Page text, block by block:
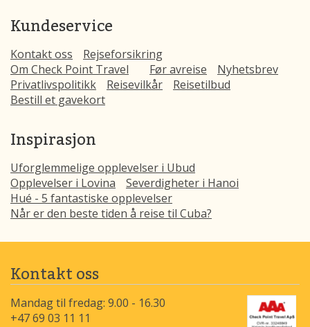
Kundeservice
Kontakt oss
Rejseforsikring
Om Check Point Travel
Før avreise
Nyhetsbrev
Privatlivspolitikk
Reisevilkår
Reisetilbud
Bestill et gavekort
Inspirasjon
Uforglemmelige opplevelser i Ubud
Opplevelser i Lovina
Severdigheter i Hanoi
Hué - 5 fantastiske opplevelser
Når er den beste tiden å reise til Cuba?
Kontakt oss
Mandag til fredag: 9.00 - 16.30
+47 69 03 11 11